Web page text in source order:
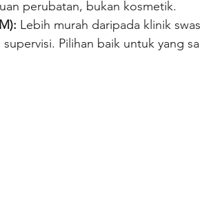
perubatan, bukan kosmetik.
Lebih murah daripada klinik
Pilihan baik untuk yang